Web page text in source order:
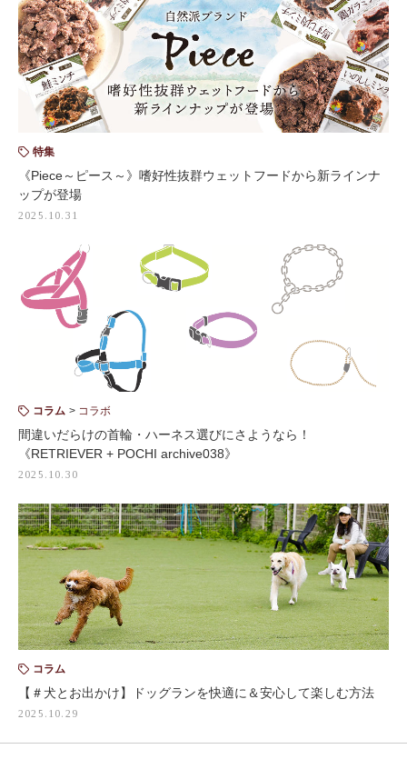
特集
《Piece～ピース～》嗜好性抜群ウェットフードから新ラインナ
ップが登場
2025.10.31
コラム コラボ
間違いだらけの首輪・ハーネス選びにさようなら！
《RETRIEVER + POCHI archive038》
2025.10.30
コラム
【＃犬とお出かけ】ドッグランを快適に＆安心して楽しむ方法
2025.10.29